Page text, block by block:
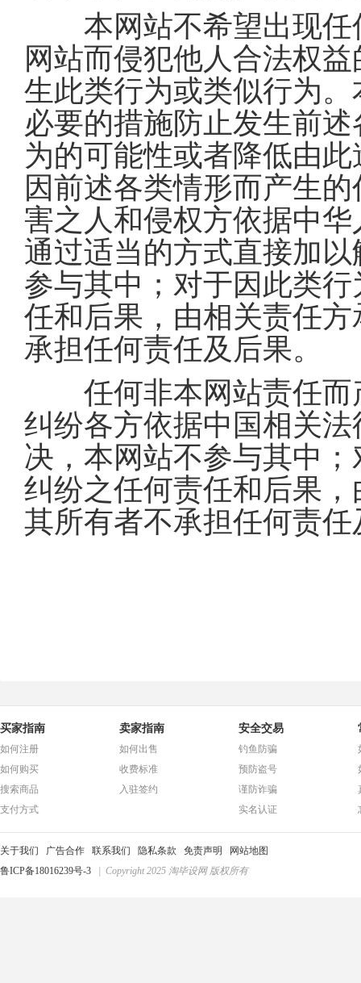
本网站不希望出现任
网站而侵犯他人合法权
生此类行为或类似行为
必要的措施防止发生前
为的可能性或者降低由
因前述各类情形而产生
害之人和侵权方依据中
通过适当的方式直接加
参与其中；对于因此类
任和后果，由相关责任
承担任何责任及后果。
任何非本网站责任而
纠纷各方依据中国相关
决，本网站不参与其中
纠纷之任何责任和后果
其所有者不承担任何责
买家指南
如何注册
如何购买
搜索商品
支付方式
卖家指南
如何出售
收费标准
入驻签约
安全交易
钓鱼防骗
预防盗号
谨防诈骗
实名认证
关于我们 广告合作 联系我们 隐私条款 免责声明
网站地图
鲁ICP备18016239号-3
| Copyright 2025 淘毕设网 版权所有